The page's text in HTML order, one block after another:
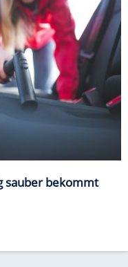
sauber bekommt